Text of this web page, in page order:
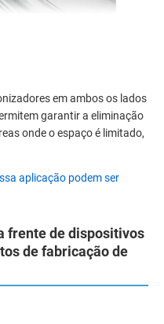
em ambos os lados
garantir a eliminação
onde o espaço é limitado,
aplicação podem ser
frente de dispositivos
de fabricação de